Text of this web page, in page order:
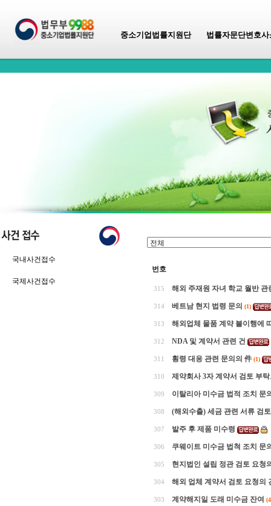
중소기업법률지원단 법률자문단변호사
국내사건접수
국제사건접수
번호
315 해외 주재원 자녀 학교 월반 관
314 베트남 현지 법령 문의 (1)
313 해외업체 물품 계약 불이행에
312 NDA 및 계약서 관련 건
311 횡령 대응 관련 문의의 件 (1)
310 제약회사 3자 계약서 검토 부
309 이탈리아 미수금 법적 조치 문
308 (해외수출) 세금 관련 서류 검토
307 발주 후 제품 미수령
306 쿠웨이트 미수금 법척 조치 문
305 현지법인 설립 정관 검토 요청
304 해외 업체 계약서 검토 요청의
303 계약해지일 도래 미수금 잔여